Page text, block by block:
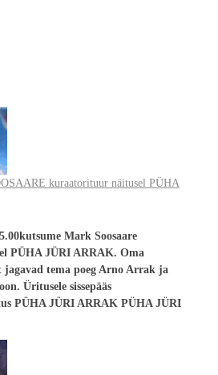
kuraatorituur näitusel PÜHA
Mark Soosaare
PÜHA JÜRI ARRAK. Oma
tema poeg Arno Arrak ja
Üritusele sissepääs
PÜHA JÜRI ARRAK PÜHA JÜRI